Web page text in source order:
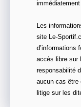
Les
site Le-
d’informations
accès libre sur
responsabilité
aucun cas être
litige sur les